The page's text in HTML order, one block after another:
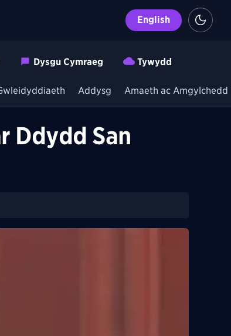
English
Dysgu Cymraeg Tywydd
Addysg Amaeth ac Amgylchedd
Ddydd San